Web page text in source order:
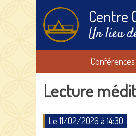
Centre
Un lieu
Conférences
Lecture
Le 11/02/2026 à 14:30